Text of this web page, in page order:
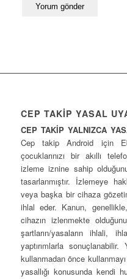
CEP TAKİP YASAL
CEP TAKİP YALNIZCA
Cep takip Android için
çocuklarınızı bir akıllı
izleme iznine sahip
tasarlanmıştır. İzlemeye
veya başka bir cihaza
ihlal eder. Kanun, genellikle,
cihazın izlenmekte
şartların/yasaların ihlali,
yaptırımlarla sonuçlanabilir.
kullanmadan önce
yasallığı konusunda kendi